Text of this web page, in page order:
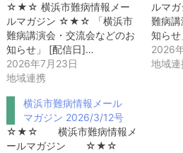
☆★☆ 横浜市難病情報メー
ルマガジン ☆★☆ 「横浜市
難病講演会・交流会などのお
知らせ」 [配信日]…
2026年7月23日
地域連携
ルマ
難病
知ら
2026
地域連
横浜市難病情報メール
マガジン 2026/3/12号
☆★☆ 横浜市難病情報メ
ールマガジン ☆★☆